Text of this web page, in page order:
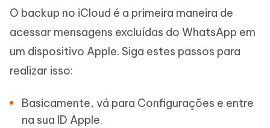
O backup no iCloud é a primeira maneira de
acessar mensagens excluídas do WhatsApp em
um dispositivo Apple. Siga estes passos para
realizar isso:
Basicamente, vá para Configurações e entre
na sua ID Apple.